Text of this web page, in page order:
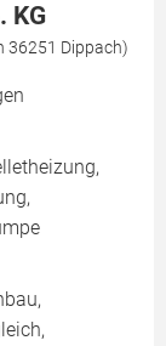
KG
36251 Dippach)